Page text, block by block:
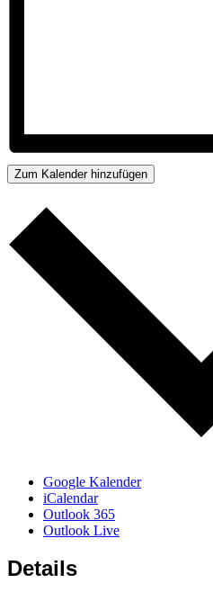
Zum Kalender hinzufügen
Google Kalender
iCalendar
Outlook 365
Outlook Live
Details